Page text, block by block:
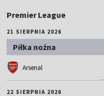
Premier League
21 SIERPNIA 2026
Piłka nożna
Arsenal
22 SIERPNIA 2026